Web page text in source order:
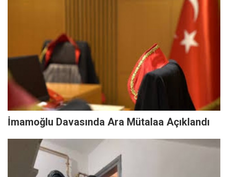
İmamoğlu Davasında Ara Mütalaa Açıklandı